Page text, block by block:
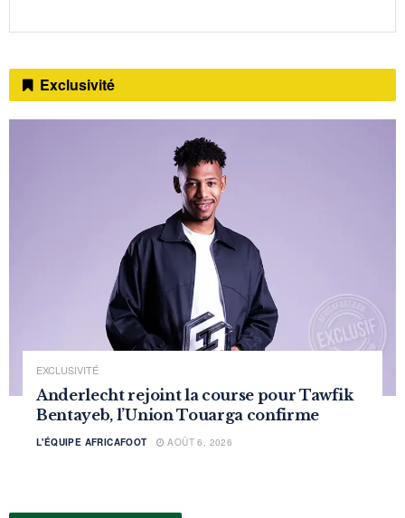
Exclusivité
EXCLUSIVITÉ
Anderlecht rejoint la course pour Tawfik
Bentayeb, l’Union Touarga confirme
L'ÉQUIPE AFRICAFOOT AOÛT 6, 2026